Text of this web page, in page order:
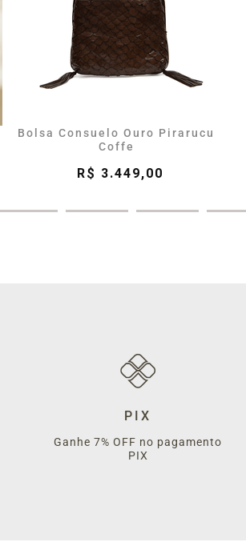
Bolsa Consuelo Ouro Pirarucu
Coffe
R$ 3.449,00
PIX
Ganhe 7% OFF no pagamento
PIX